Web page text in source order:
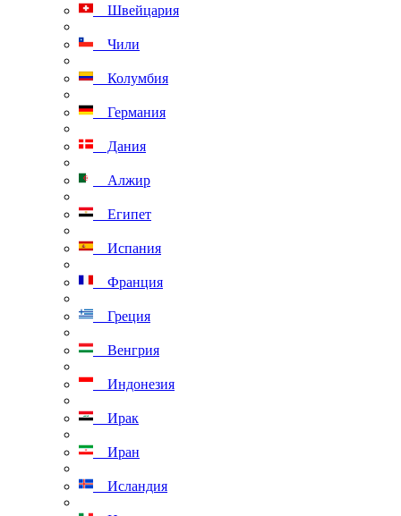
Швейцария
Чили
Колумбия
Германия
Дания
Алжир
Египет
Испания
Франция
Греция
Венгрия
Индонезия
Ирак
Иран
Исландия